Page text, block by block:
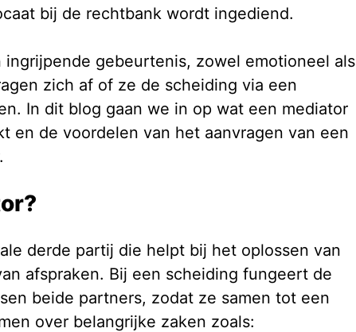
bij de rechtbank wordt ingediend.
ingrijpende gebeurtenis, zowel emotioneel als
zich af of ze de scheiding via een
In dit blog gaan we in op wat een mediator
en de voordelen van het aanvragen van een
derde partij die helpt bij het oplossen van
afspraken. Bij een scheiding fungeert de
beide partners, zodat ze samen tot een
over belangrijke zaken zoals: